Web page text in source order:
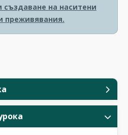
на наситени
преживявания.